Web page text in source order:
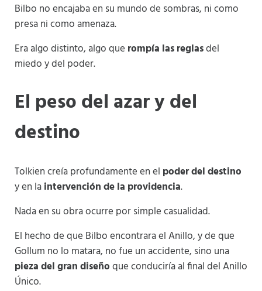
Bilbo no encajaba en su mundo de sombras, ni como
presa ni como amenaza.
Era algo distinto, algo que rompía las reglasdel
miedo y del poder.
El peso del azar y del
destino
Tolkien creía profundamente en el poder del destino
y en laintervención de la providencia.
Nada en su obra ocurre por simple casualidad.
El hecho de que Bilbo encontrara el Anillo, y de que
Gollum no lo matara, no fue un accidente, sino una
pieza del gran diseñoque conduciría al final del Anillo
Único.